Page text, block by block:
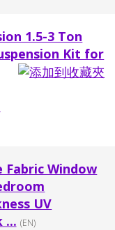
1.5-3 Ton
Kit for
Window
UV
... (EN)